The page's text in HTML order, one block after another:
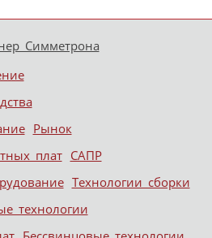
Рынок
плат САПР
Технологии сборки
технологии